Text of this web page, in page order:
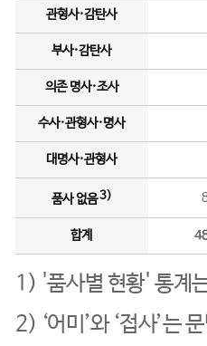
관형사·감탄사
부사·감탄사
의존 명사·조사
수사·관형사·명사
대명사·관형사
품사 없음3)
합계
1) '품사별 현황' 통계
2) ‘어미’와 ‘접사’는